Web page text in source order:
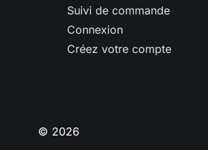
Suivi de commande
Connexion
Créez votre compte
© 2026